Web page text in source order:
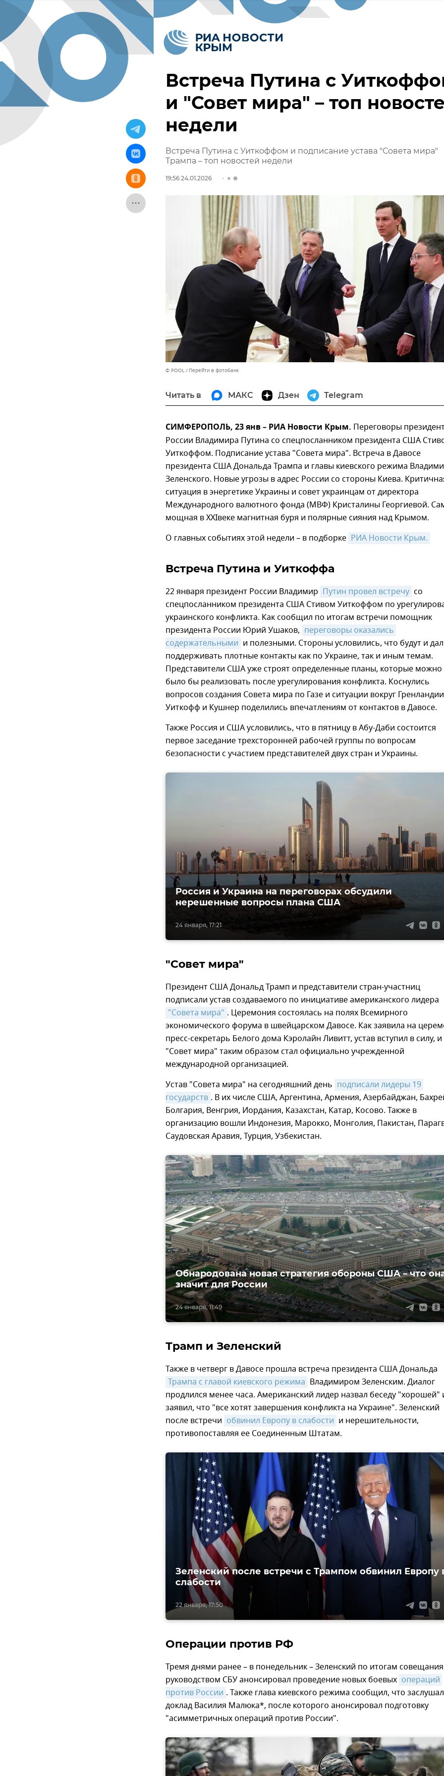
Встреча Путина с
и "Совет мира" – топ
недели
Встреча Путина с Уиткоффом и подписание устава "Совета мира"
Трампа – топ новостей недели
19:56 24.01.2026
© POOL Перейти в фотобанк
Читать в МАКС Дзен Telegram
СИМФЕРОПОЛЬ, 23 янв – РИА Новости Крым. Переговоры
России Владимира Путина со спецпосланником президента США
Уиткоффом. Подписание устава "Совета мира". Встреча в Давосе
президента США Дональда Трампа и главы киевского режима
Зеленского. Новые угрозы в адрес России со стороны Киева.
ситуация в энергетике Украины и совет украинцам от директора
Международного валютного фонда (МВФ) Кристалины Георгиевой.
мощная в XXIвеке магнитная буря и полярные сияния над Крымом.
О главных событиях этой недели – в подборке РИА Новости Крым.
Встреча Путина и Уиткоффа
22 января президент России Владимир Путин провел встречу со
спецпосланником президента США Стивом Уиткоффом по
украинского конфликта. Как сообщил по итогам встречи помощник
президента России Юрий Ушаков, переговоры оказались
содержательными и полезными. Стороны условились, что будут и
поддерживать плотные контакты как по Украине, так и иным темам.
Представители США уже строят определенные планы, которые можно
было бы реализовать после урегулирования конфликта. Коснулись
вопросов создания Совета мира по Газе и ситуации вокруг
Уиткофф и Кушнер поделились впечатлениям от контактов в Давосе.
Также Россия и США условились, что в пятницу в Абу-Даби состоится
первое заседание трехсторонней рабочей группы по вопросам
безопасности с участием представителей двух стран и Украины.
24 января, 17:21
Россия и Украина на переговорах обсудили
нерешенные вопросы плана США
"Совет мира"
Президент США Дональд Трамп и представители стран-участниц
подписали устав создаваемого по инициативе американского лидера
"Совета мира" . Церемония состоялась на полях Всемирного
экономического форума в швейцарском Давосе. Как заявила на
пресс-секретарь Белого дома Кэролайн Ливитт, устав вступил в силу, и
"Совет мира" таким образом стал официально учрежденной
международной организацией.
Устав "Совета мира" на сегодняшний день подписали лидеры 19
государств . В их числе США, Аргентина, Армения, Азербайджан,
Болгария, Венгрия, Иордания, Казахстан, Катар, Косово. Также в
организацию вошли Индонезия, Марокко, Монголия, Пакистан,
Саудовская Аравия, Турция, Узбекистан.
24 января, 11:49
Обнародована новая стратегия обороны США – что
значит для России
Трамп и Зеленский
Также в четверг в Давосе прошла встреча президента США Дональда
Трампа с главой киевского режима Владимиром Зеленским. Диалог
продлился менее часа. Американский лидер назвал беседу "хорошей"
заявил, что "все хотят завершения конфликта на Украине". Зеленский
после встречи обвинил Европу в слабости и нерешительности,
противопоставляя ее Соединенным Штатам.
22 января, 17:50
Зеленский после встречи с Трампом обвинил Европу
слабости
Операции против РФ
Тремя днями ранее – в понедельник – Зеленский по итогам
руководством СБУ анонсировал проведение новых боевых операций
против России . Также глава киевского режима сообщил, что заслушал
доклад Василия Малюка*, после которого анонсировал подготовку
"асимметричных операций против России".